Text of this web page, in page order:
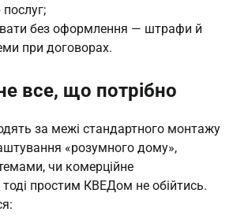
без оформлення — штрафи й
при договорах.
все, що потрібно
за межі стандартного монтажу
«розумного дому»,
чи комерційне
простим КВЕДом не обійтись.